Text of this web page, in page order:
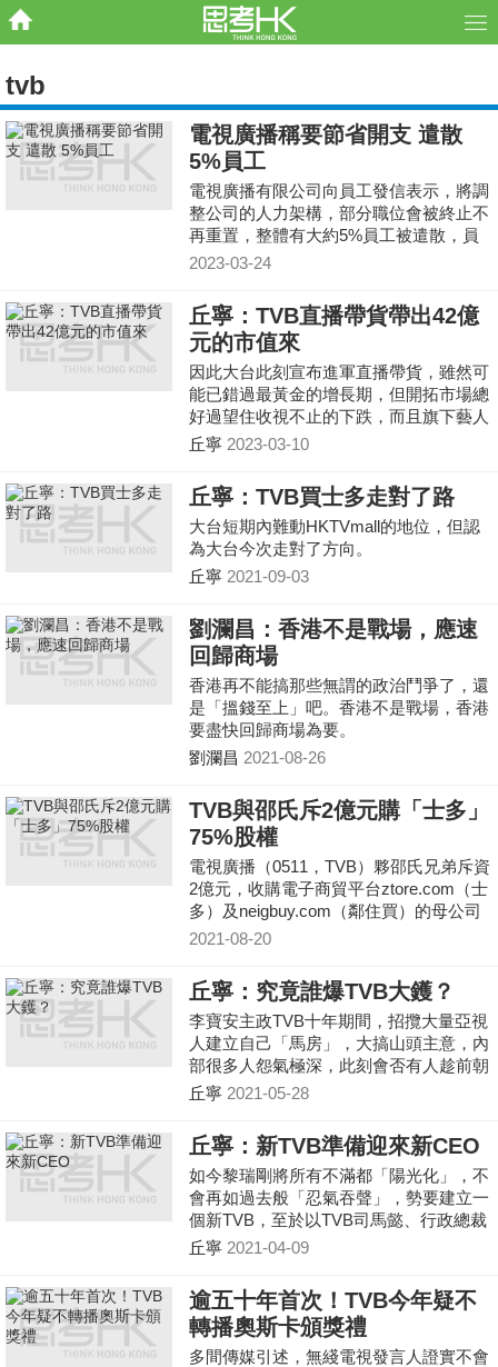
tvb
電視廣播稱要節省開支 遣散
5%員工
電視廣播有限公司向員工發信表示，將調
整公司的人力架構，部分職位會被終止不
再重置，整體有大約5%員工被遣散，員
工將獲法例要求的補償。
2023-03-24
丘寧：TVB直播帶貨帶出42億
元的市值來
因此大台此刻宣布進軍直播帶貨，雖然可
能已錯過最黃金的增長期，但開拓市場總
好過望住收視不止的下跌，而且旗下藝人
在內地的名氣，多少可以為內地消費者帶
丘寧 2023-03-10
丘寧：TVB買士多走對了路
大台短期內難動HKTVmall的地位，但認
為大台今次走對了方向。
丘寧 2021-09-03
劉瀾昌：香港不是戰場，應速
回歸商場
香港再不能搞那些無謂的政治鬥爭了，還
是「搵錢至上」吧。香港不是戰場，香港
要盡快回歸商場為要。
劉瀾昌 2021-08-26
TVB與邵氏斥2億元購「士多」
75%股權
電視廣播（0511，TVB）夥邵氏兄弟斥資
2億元，收購電子商貿平台ztore.com（士
多）及neigbuy.com（鄰住買）的母公司
Ztore Investment Limited（「士多」）的
2021-08-20
丘寧：究竟誰爆TVB大鑊？
李寶安主政TVB十年期間，招攬大量亞視
人建立自己「馬房」，大搞山頭主意，內
部很多人怨氣極深，此刻會否有人趁前朝
在位者退下時，來個終極大爆料？看看往
丘寧 2021-05-28
丘寧：新TVB準備迎來新CEO
如今黎瑞剛將所有不滿都「陽光化」，不
會再如過去般「忍氣吞聲」，勢要建立一
個新TVB，至於以TVB司馬懿、行政總裁
李寶安為首的核心管理層相信要進入TVB
丘寧 2021-04-09
逾五十年首次！TVB今年疑不
轉播奧斯卡頒獎禮
多間傳媒引述，無綫電視發言人證實不會